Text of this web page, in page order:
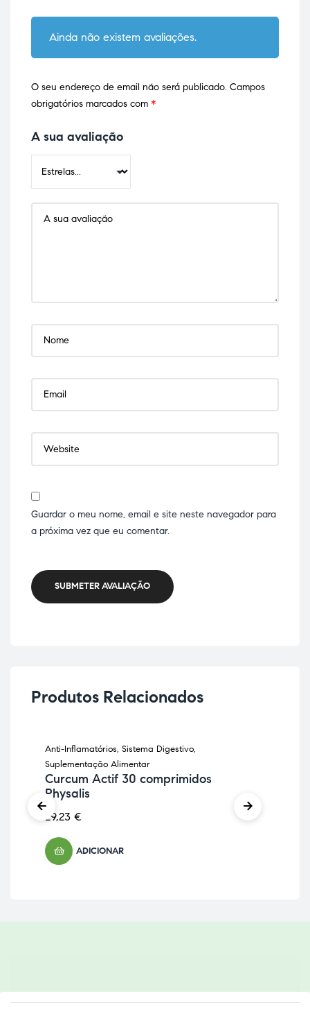
Ainda não existem avaliações.
O seu endereço de email não será publicado. Campos
obrigatórios marcados com *
A sua avaliação
Guardar o meu nome, email e site neste navegador para
a próxima vez que eu comentar.
SUBMETER AVALIAÇÃO
Produtos Relacionados
Anti-Inflamatórios, Sistema Digestivo,
Suplementação Alimentar
Curcum Actif 30 comprimidos
Physalis
29,23 €
ADICIONAR